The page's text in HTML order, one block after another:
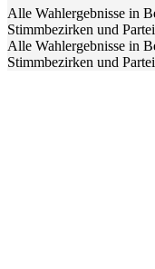
Alle Wahlergebnisse in
Stimmbezirken und
Alle Wahlergebnisse in
Stimmbezirken und